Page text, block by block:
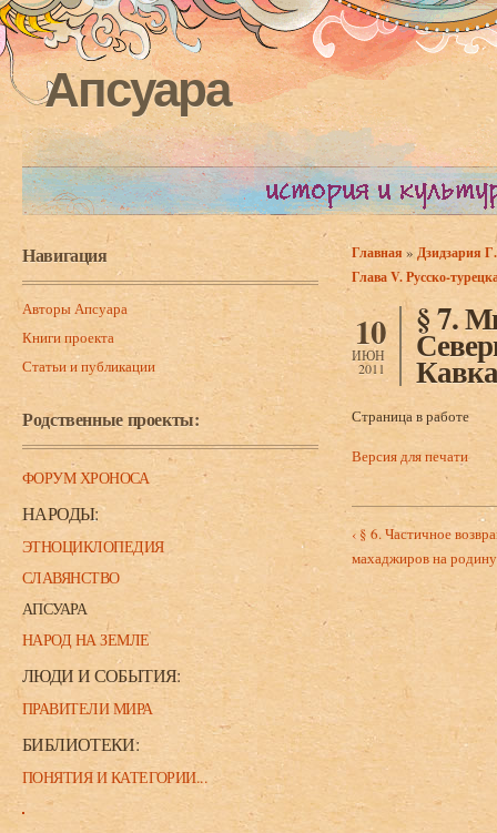
Апсуара
Навигация
Авторы Апсуара
Книги проекта
Статьи и публикации
Родственные проекты:
ФОРУМ ХРОНОСА
НАРОДЫ:
ЭТНОЦИКЛОПЕДИЯ
СЛАВЯНСТВО
АПСУАРА
НАРОД НА ЗЕМЛЕ
ЛЮДИ И СОБЫТИЯ:
ПРАВИТЕЛИ МИРА
БИБЛИОТЕКИ:
ПОНЯТИЯ И КАТЕГОРИИ...
Вы здесь
Главная » Дзидзария
Глава V. Русско-
10
ИЮН
2011
§ 7.
Страница в работе
Версия для печати
‹ § 6. Частичное
махаджиров на